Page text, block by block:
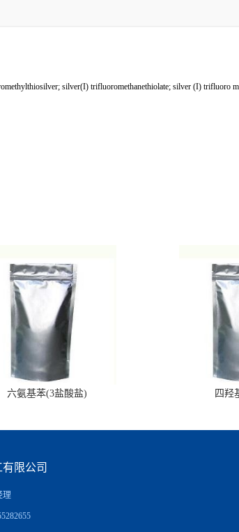
silver(I) trifluoromethanethiolate; silver (I) trifluoro
六氨基苯(3盐酸盐) 四羟
限公司
理